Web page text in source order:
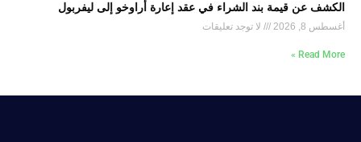
الكشف عن قيمة بند الشراء في عقد إعارة أراوخو إلى ليفربول
أغسطس 8, 2026 لا توجد تعليقات
Read More »